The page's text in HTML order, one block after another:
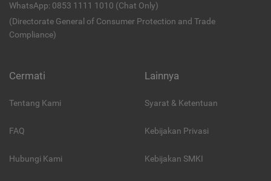
WhatsApp: 0853 1111 1010 (Chat Only)
(Directorate General of Consumer Protection and Trade
Compliance)
Cermati
Tentang Kami
FAQ
Hubungi Kami
Lainnya
Syarat & Ketentuan
Kebijakan Privasi
Kebijakan SMKI